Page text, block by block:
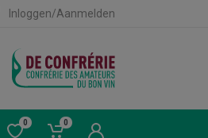
Inloggen/Aanmelden
0 0